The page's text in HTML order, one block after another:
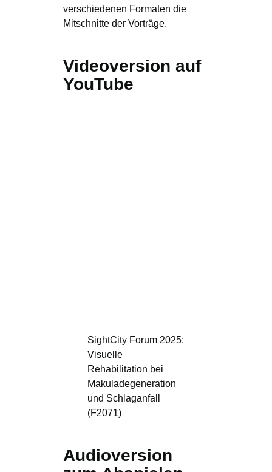
verschiedenen Formaten die
Mitschnitte der Vorträge.
Videoversion auf
YouTube
SightCity Forum 2025:
Visuelle
Rehabilitation bei
Makuladegeneration
und Schlaganfall
(F2071)
Audioversion